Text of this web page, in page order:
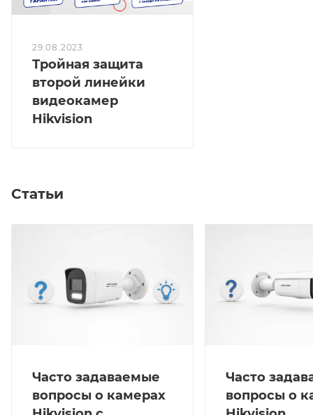
29.08.2023
Тройная защита
второй линейки
видеокамер
Hikvision
Статьи
Часто задаваемые
вопросы о камерах
Часто
вопросы о